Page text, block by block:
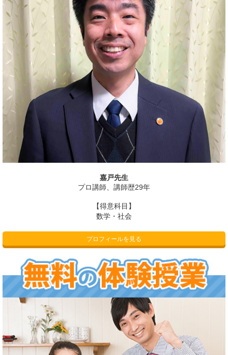
嘉戸先生
プロ講師、講師歴29年
【得意科目】
数学・社会
プロフィールを見る